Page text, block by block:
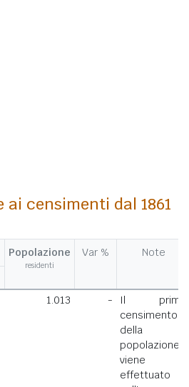
ai censimenti dal 1861
Popolazione
residenti
Var % Note
1.013 -
Il primo
censimento
della
popolazione
viene
effettuato